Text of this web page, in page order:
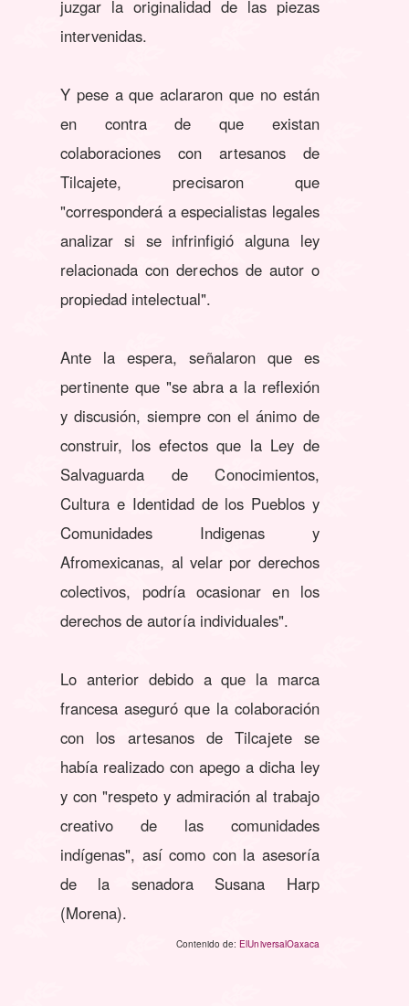
juzgar la originalidad de las piezas
intervenidas.
Y pese a que aclararon que no están
en contra de que existan
colaboraciones con artesanos de
Tilcajete, precisaron que
"corresponderá a especialistas legales
analizar si se infrinfigió alguna ley
relacionada con derechos de autor o
propiedad intelectual".
Ante la espera, señalaron que es
pertinente que "se abra a la reflexión
y discusión, siempre con el ánimo de
construir, los efectos que la Ley de
Salvaguarda de Conocimientos,
Cultura e Identidad de los Pueblos y
Comunidades Indigenas y
Afromexicanas, al velar por derechos
colectivos, podría ocasionar en los
derechos de autoría individuales".
Lo anterior debido a que la marca
francesa aseguró que la colaboración
con los artesanos de Tilcajete se
había realizado con apego a dicha ley
y con "respeto y admiración al trabajo
creativo de las comunidades
indígenas", así como con la asesoría
de la senadora Susana Harp
(Morena).
Contenido de:ElUniversalOaxaca